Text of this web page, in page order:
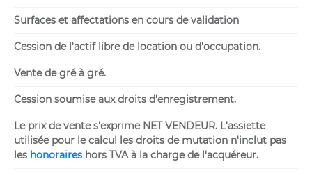
Surfaces et affectations en cours de validation
Cession de l'actif libre de location ou d'occupation.
Vente de gré à gré.
Cession soumise aux droits d'enregistrement.
Le prix de vente s'exprime NET VENDEUR. L'assiette
utilisée pour le calcul les droits de mutation n'inclut pas
les honoraires hors TVA à la charge de l'acquéreur.